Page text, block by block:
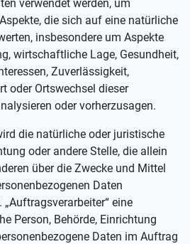
verwendet werden, um
die sich auf eine natürliche
insbesondere um Aspekte
wirtschaftliche Lage, Gesundheit,
Zuverlässigkeit,
oder Ortswechsel dieser
oder vorherzusagen.
die natürliche oder juristische
oder andere Stelle, die allein
über die Zwecke und Mittel
Daten
eine
Person, Behörde, Einrichtung
Daten im Auftrag